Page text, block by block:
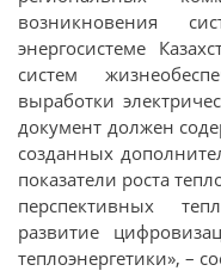
возникновения
энергосистеме
систем
выработки
документ должен
созданных
показатели роста
перспективных
развитие
теплоэнергетики», –